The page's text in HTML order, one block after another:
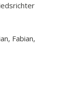
Fabian,